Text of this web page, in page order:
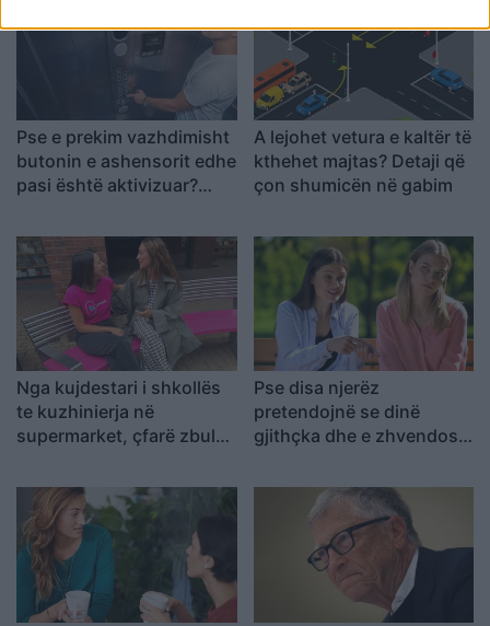
Pse e prekim vazhdimisht
butonin e ashensorit edhe
pasi është aktivizuar?
psikologjia
A lejohet vetura e kaltër të
kthehet majtas? Detaji që
çon shumicën në gabim
Nga kujdestari i shkollës
te kuzhinierja në
supermarket, çfarë zbuloi
panjohur
Pse disa njerëz
pretendojnë se dinë
gjithçka dhe e zhvendosin